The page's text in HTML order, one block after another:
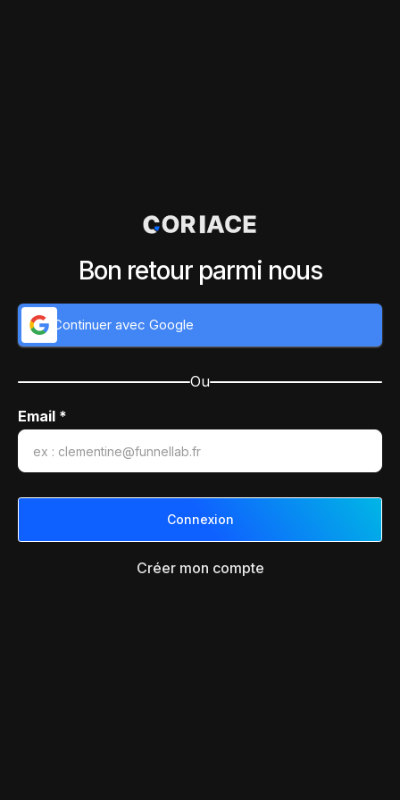
Bon retour parmi nous
Continuer avec Google
Ou
Email *
Créer mon compte